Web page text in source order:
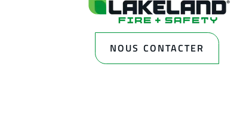
NOUS CONTACTER